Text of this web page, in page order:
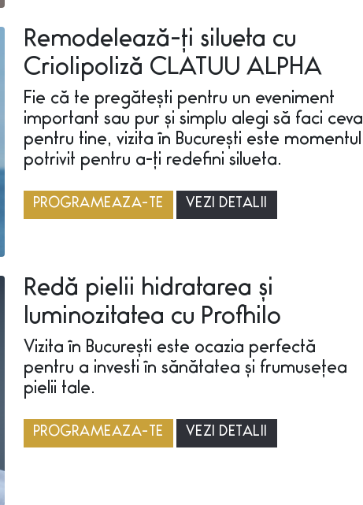
Remodelează-ți silueta cu
Criolipoliză CLATUU ALPHA
Fie că te pregătești pentru un eveniment
important sau pur și simplu alegi să faci ceva
pentru tine, vizita în București este momentul
potrivit pentru a-ți redefini silueta.
PROGRAMEAZA-TE VEZI DETALII
Redă pielii hidratarea și
luminozitatea cu Profhilo
Vizita în București este ocazia perfectă
pentru a investi în sănătatea și frumusețea
pielii tale.
PROGRAMEAZA-TE VEZI DETALII